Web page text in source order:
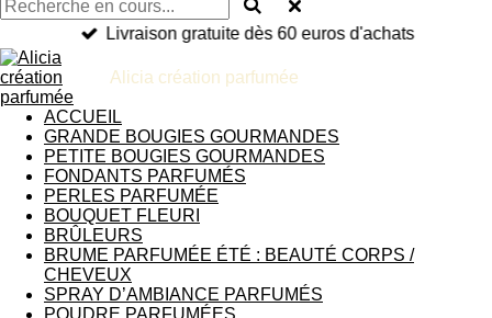
Livraison gratuite dès 60 euros d'achats
Alicia création parfumée
ACCUEIL
GRANDE BOUGIES GOURMANDES
PETITE BOUGIES GOURMANDES
FONDANTS PARFUMÉS
PERLES PARFUMÉE
BOUQUET FLEURI
BRÛLEURS
BRUME PARFUMÉE ÉTÉ : BEAUTÉ CORPS /
CHEVEUX
SPRAY D’AMBIANCE PARFUMÉS
POUDRE PARFUMÉES